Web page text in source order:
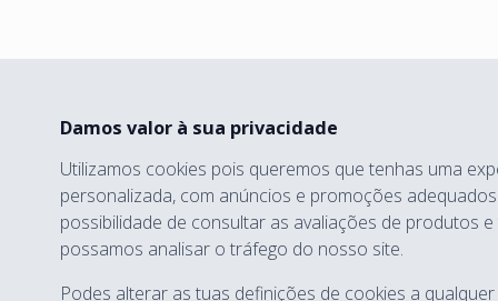
Damos valor à sua privacidade
Utilizamos cookies pois queremos que tenhas uma
personalizada, com anúncios e promoções
possibilidade de consultar as avaliações de produtos
possamos analisar o tráfego do nosso site.
Podes alterar as tuas definições de cookies a